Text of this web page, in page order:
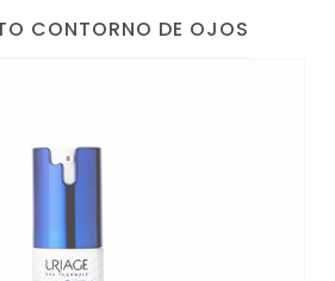
CONTORNO DE OJOS